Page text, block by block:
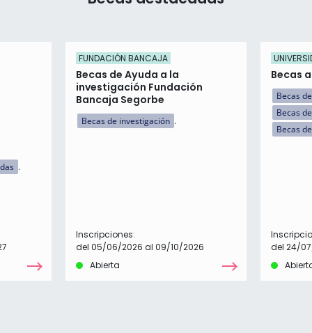
FUNDACIÓN BANCAJA
Becas de Ayuda a la
investigación Fundación
Bancaja Segorbe
Becas de investigación
Inscripciones:
del 05/06/2026 al 09/10/2026
Abierta
Becas
Becas
Becas
Becas
del 24/